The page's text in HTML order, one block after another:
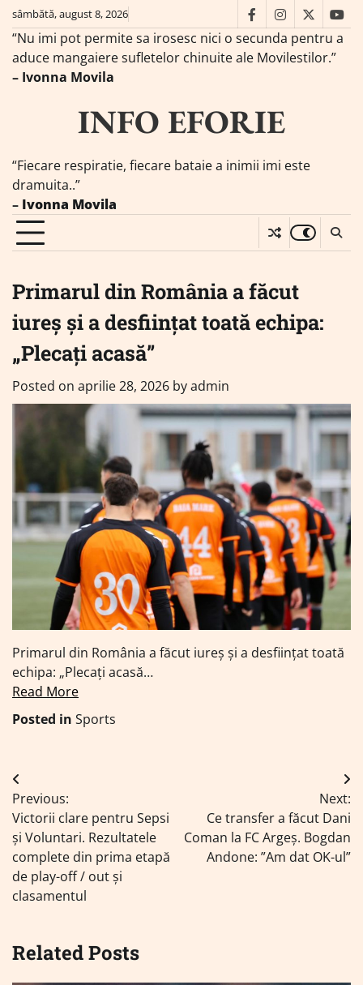
Skip
content
sâmbătă, august 8, 2026 facebookinstagram
twitter
“Nu imi pot permite sa irosesc nici o secunda pentru a
aduce mangaiere sufletelor chinuite ale Movilestilor.”
– Ivonna Movila
INFO EFORIE
“Fiecare respiratie, fiecare bataie a inimii imi este
dramuita..”
– Ivonna Movila
Primarul din România a făcut
iureș și a desființat toată echipa:
„Plecați acasă”
Posted on aprilie 28, 2026 byadmin
Primarul din România a făcut iureș și a desființat toată
echipa: „Plecați acasă…
Read More
Posted in Sports
Navigare
în
articole
Previous:
Victorii clare pentru Sepsi
și Voluntari. Rezultatele
complete din prima etapă
de play-off / out și
clasamentul
Next:
Ce transfer a făcut Dani
Coman la FC Argeș. Bogdan
Andone: ”Am dat OK-ul”
Related Posts